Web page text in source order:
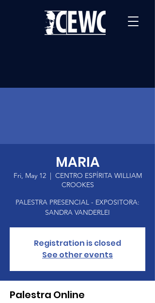
MARIA
Fri, May 12
  |
CENTRO ESPÍRITA WILLIAM
CROOKES
PALESTRA PRESENCIAL - EXPOSITORA:
SANDRA VANDERLEI
Registration is closed
See other events
Palestra Online